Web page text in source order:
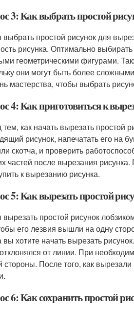
3: Как выбрать простой
простой рисунок для
рисунка. Оптимально
геометрическими фигурами.
они могут быть более
мастерства, чтобы выбрать
4: Как приготовиться к
как начать вырезать простой
рисунок, напечатать его на
скотча, и проверить
частей после вырезания
к вырезанию рисунка.
5: Как вырезать простой
простой рисунок
его лезвия вышли на одну
вы хотите начать вырезать
от линии. При
стороны. После того, как
6: Как сохранить простой